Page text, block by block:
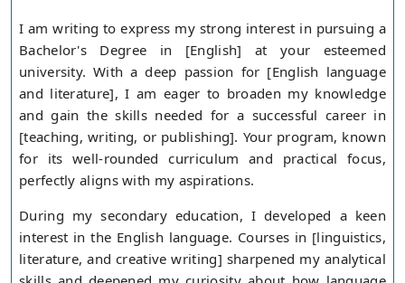
I am writing to express my strong interest in pursuing a
Bachelor's Degree in [English] at your esteemed
university. With a deep passion for [English language
and literature], I am eager to broaden my knowledge
and gain the skills needed for a successful career in
[teaching, writing, or publishing]. Your program, known
for its well-rounded curriculum and practical focus,
perfectly aligns with my aspirations.
During my secondary education, I developed a keen
interest in the English language. Courses in [linguistics,
literature, and creative writing] sharpened my analytical